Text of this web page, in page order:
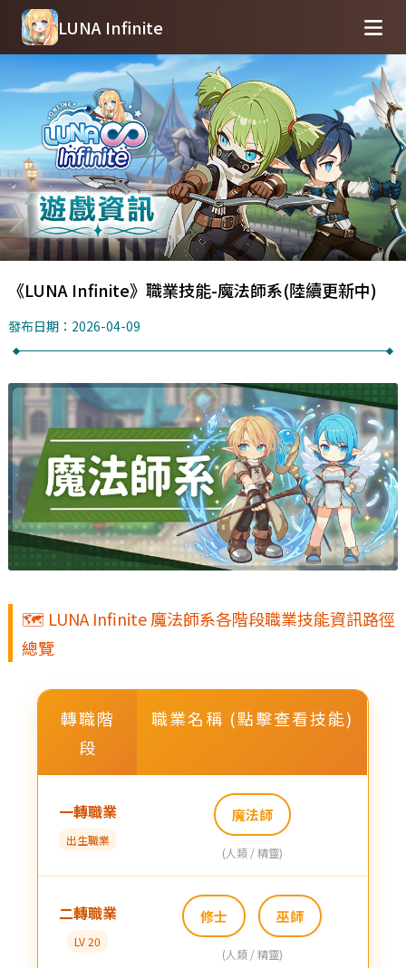
LUNA Infinite
《LUNA Infinite》職業技能-魔法師系(陸續更新中)
發布日期：2026-04-09
🗺️ LUNA Infinite 魔法師系各階段職業技能資訊路徑
總覽
轉職階
段
職業名稱 (點擊查看技能)
一轉職業
出生職業
魔法師
(人類 / 精靈)
二轉職業
LV 20
修士 巫師
(人類 / 精靈)